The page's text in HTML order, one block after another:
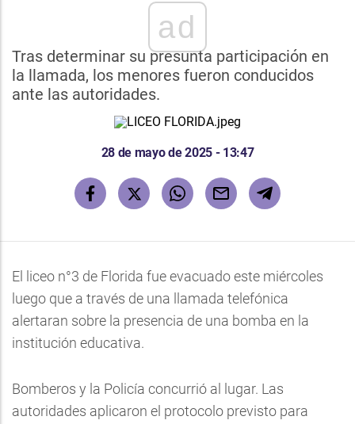
ad
Tras determinar su presunta participación en
la llamada, los menores fueron conducidos
ante las autoridades.
28 de mayo de 2025 - 13:47
El liceo n°3 de Florida fue evacuado este miércoles
luego que a través de una llamada telefónica
alertaran sobre la presencia de una bomba en la
institución educativa.
Bomberos y la Policía concurrió al lugar. Las
autoridades aplicaron el protocolo previsto para